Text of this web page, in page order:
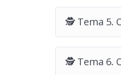
🕵️ Tema 5.
🕵️ Tema 6.